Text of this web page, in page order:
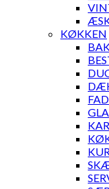
KØKKEN